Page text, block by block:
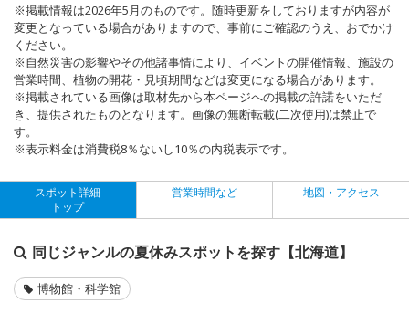
※掲載情報は2026年5月のものです。随時更新をしておりますが内容が
変更となっている場合がありますので、事前にご確認のうえ、おでかけ
ください。
※自然災害の影響やその他諸事情により、イベントの開催情報、施設の
営業時間、植物の開花・見頃期間などは変更になる場合があります。
※掲載されている画像は取材先から本ページへの掲載の許諾をいただ
き、提供されたものとなります。画像の無断転載(二次使用)は禁止で
す。
※表示料金は消費税8％ないし10％の内税表示です。
スポット詳細
トップ
営業時間など 地図・アクセス
同じジャンルの夏休みスポットを探す【北海道】
博物館・科学館